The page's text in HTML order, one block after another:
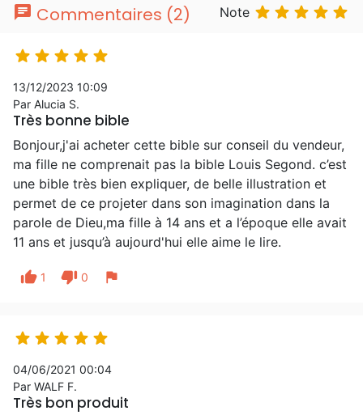
chat Commentaires (2) Note     
    
13/12/2023 10:09
Par Alucia S.
Très bonne bible
Bonjour,j'ai acheter cette bible sur conseil du vendeur,
ma fille ne comprenait pas la bible Louis Segond. c’est
une bible très bien expliquer, de belle illustration et
permet de ce projeter dans son imagination dans la
parole de Dieu,ma fille à 14 ans et a l’époque elle avait
11 ans et jusqu’à aujourd'hui elle aime le lire.
thumb_up 1 thumb_down 0 flag
    
04/06/2021 00:04
Par WALF F.
Très bon produit